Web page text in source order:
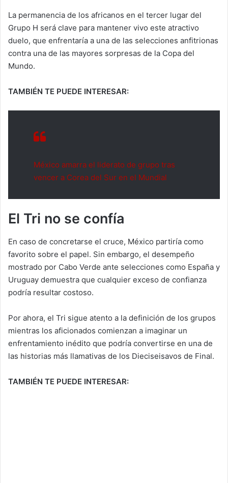
La permanencia de los africanos en el tercer lugar del
Grupo H será clave para mantener vivo este atractivo
duelo, que enfrentaría a una de las selecciones anfitrionas
contra una de las mayores sorpresas de la Copa del
Mundo.
TAMBIÉN TE PUEDE INTERESAR:
México amarra el liderato de grupo tras
vencer a Corea del Sur en el Mundial
El Tri no se confía
En caso de concretarse el cruce, México partiría como
favorito sobre el papel. Sin embargo, el desempeño
mostrado por Cabo Verde ante selecciones como España y
Uruguay demuestra que cualquier exceso de confianza
podría resultar costoso.
Por ahora, el Tri sigue atento a la definición de los grupos
mientras los aficionados comienzan a imaginar un
enfrentamiento inédito que podría convertirse en una de
las historias más llamativas de los Dieciseisavos de Final.
TAMBIÉN TE PUEDE INTERESAR: